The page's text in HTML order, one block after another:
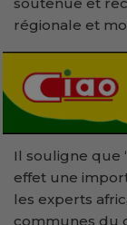
régionale et
Il souligne que
effet une
les experts
communes du